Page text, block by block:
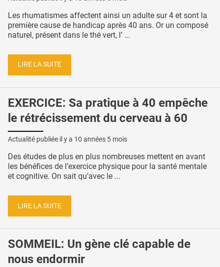
Les rhumatismes affectent ainsi un adulte sur 4 et sont la
première cause de handicap après 40 ans. Or un composé
naturel, présent dans le thé vert, l’ ...
LIRE LA SUITE
EXERCICE: Sa pratique à 40 empêche
le rétrécissement du cerveau à 60
Actualité publiée il y a 10 années 5 mois
Des études de plus en plus nombreuses mettent en avant
les bénéfices de l’exercice physique pour la santé mentale
et cognitive. On sait qu’avec le ...
LIRE LA SUITE
SOMMEIL: Un gène clé capable de
nous endormir